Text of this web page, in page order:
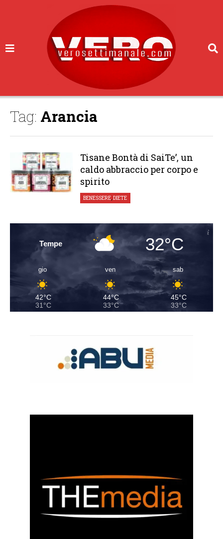
Tag: Arancia
Tisane Bontà di SaiTe’, un
caldo abbraccio per corpo e
spirito
BENESSERE,DIETE
Tempe 32°C
gio
42°C
31°C
ven
44°C
33°C
sab
45°C
33°C